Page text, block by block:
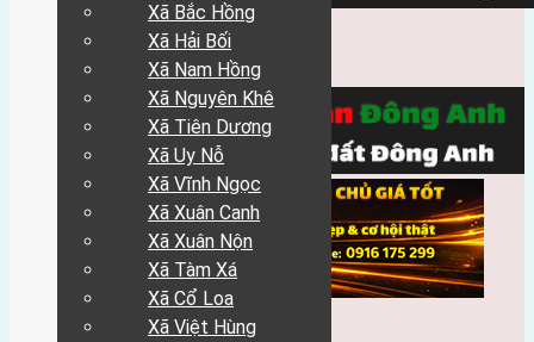
Trang Chủ
Xã Bắc Hồng
Xã Hải Bối
Xã Nam Hồng
Xã Nguyên Khê
Xã Tiên Dương
Xã Uy Nỗ
Xã Vĩnh Ngọc
Xã Xuân Canh
Xã Xuân Nộn
Xã Tàm Xá
Xã Cổ Loa
Xã Việt Hùng